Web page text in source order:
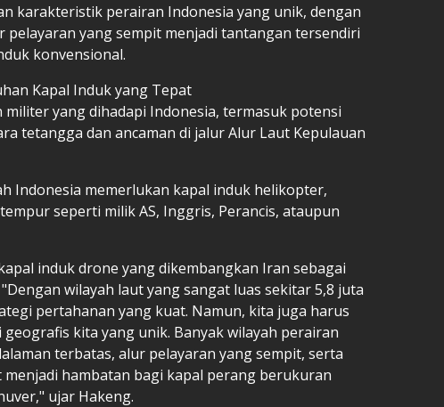
karakteristik perairan Indonesia yang unik, dengan
pelayaran yang sempit menjadi tantangan tersendiri
konvensional.
Kapal Induk yang Tepat
yang dihadapi Indonesia, termasuk potensi
tetangga dan ancaman di jalur Alur Laut Kepulauan
Indonesia memerlukan kapal induk helikopter,
seperti milik AS, Inggris, Perancis, ataupun
induk drone yang dikembangkan Iran sebagai
wilayah laut yang sangat luas sekitar 5,8 juta
pertahanan yang kuat. Namun, kita juga harus
kita yang unik. Banyak wilayah perairan
terbatas, alur pelayaran yang sempit, serta
hambatan bagi kapal perang berukuran
ujar Hakeng.